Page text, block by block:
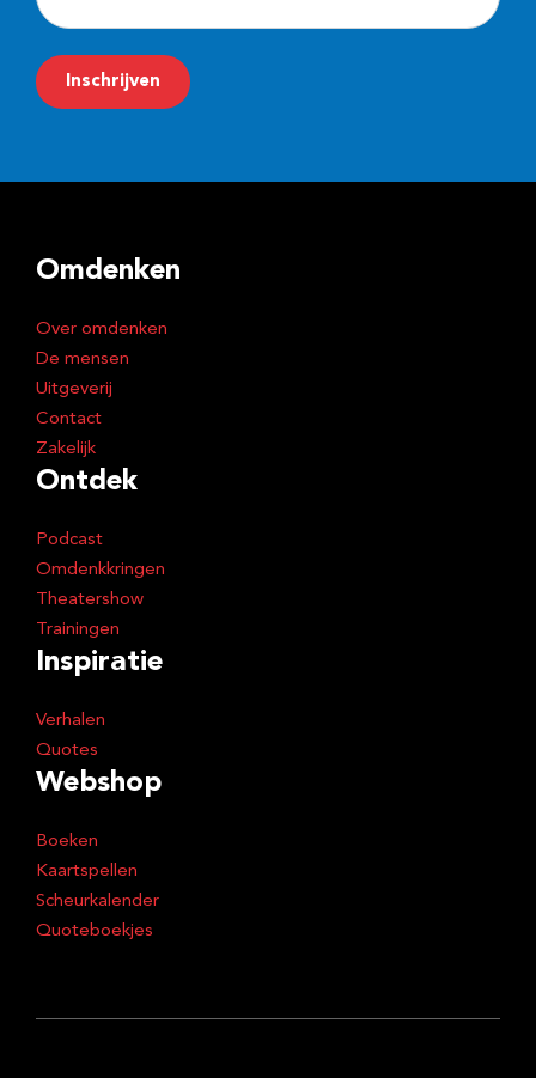
-
m
a
r
s
Inschrijven
Omdenken
Over omdenken
De mensen
Uitgeverij
Contact
Zakelijk
Ontdek
Podcast
Omdenkkringen
Theatershow
Trainingen
Inspiratie
Verhalen
Quotes
Webshop
Boeken
Kaartspellen
Scheurkalender
Quoteboekjes